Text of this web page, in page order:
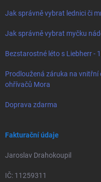
Jak správně vybrat lednici či
Jak správně vybrat myčku
Bezstarostné léto s Liebherr -
Prodloužená záruka na
ohřívačů Mora
Doprava zdarma
Fakturační údaje
Jaroslav Drahokoupil
IČ: 11259311